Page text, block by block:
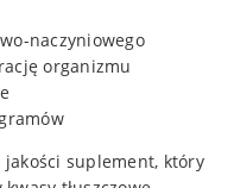
naczyniowego
organizmu
jakości suplement, który